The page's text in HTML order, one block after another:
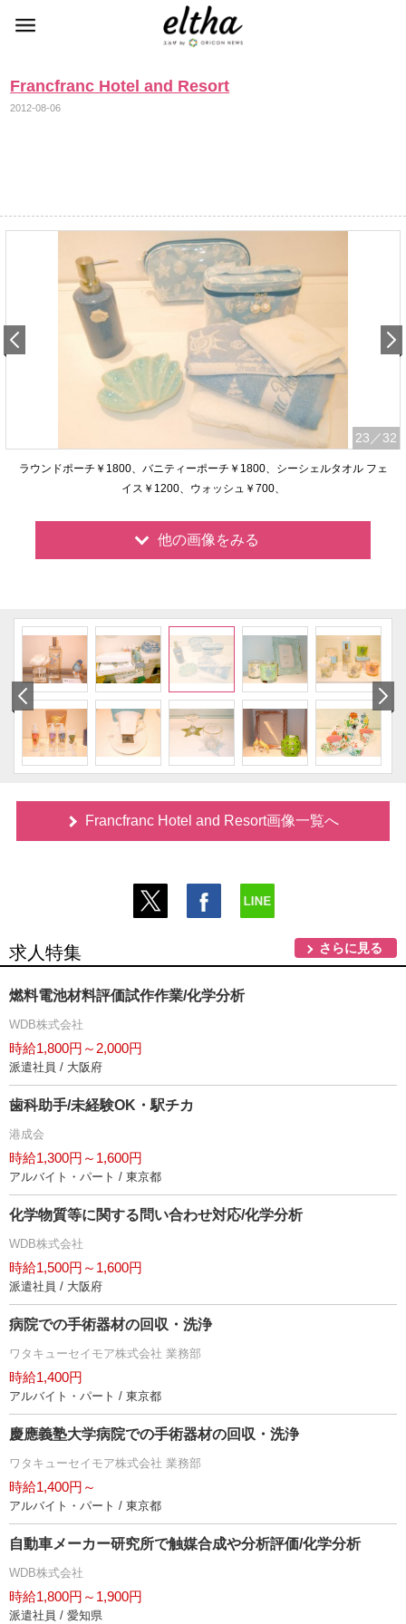
Francfranc Hotel and Resort
2012-08-06
23 ／32
ラウンドポーチ￥1800、バニティーポーチ￥1800、シーシェルタオル フェ
イス￥1200、ウォッシュ￥700、
他の画像をみる
Francfranc Hotel and Resort画像一覧へ
求人特集 さらに見る
燃料電池材料評価試作作業/化学分析
WDB株式会社
時給1,800円～2,000円
派遣社員 / 大阪府
歯科助手/未経験OK・駅チカ
港成会
時給1,300円～1,600円
アルバイト・パート / 東京都
化学物質等に関する問い合わせ対応/化学分析
WDB株式会社
時給1,500円～1,600円
派遣社員 / 大阪府
病院での手術器材の回収・洗浄
ワタキューセイモア株式会社 業務部
時給1,400円
アルバイト・パート / 東京都
慶應義塾大学病院での手術器材の回収・洗浄
ワタキューセイモア株式会社 業務部
時給1,400円～
アルバイト・パート / 東京都
自動車メーカー研究所で触媒合成や分析評価/化学分析
WDB株式会社
時給1,800円～1,900円
派遣社員 / 愛知県